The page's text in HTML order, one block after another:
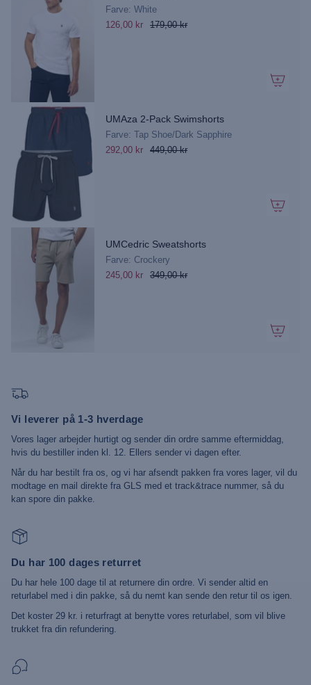
Farve: White
126,00 kr
179,00 kr
UMAza 2-Pack Swimshorts
Farve: Tap Shoe/Dark Sapphire
292,00 kr
449,00 kr
UMCedric Sweatshorts
Farve: Crockery
245,00 kr
349,00 kr
Vi leverer på 1-3 hverdage
Vores lager arbejder hurtigt og sender din ordre samme eftermiddag,
hvis du bestiller inden kl. 12. Ellers sender vi dagen efter.
Når du har bestilt fra os, og vi har afsendt pakken fra vores lager, vil du
modtage en mail direkte fra GLS med et track&trace nummer, så du
kan spore din pakke.
Du har 100 dages returret
Du har hele 100 dage til at returnere din ordre. Vi sender altid en
returlabel med i din pakke, så du nemt kan sende den retur til os igen.
Det koster 29 kr. i returfragt at benytte vores returlabel, som vil blive
trukket fra din refundering.